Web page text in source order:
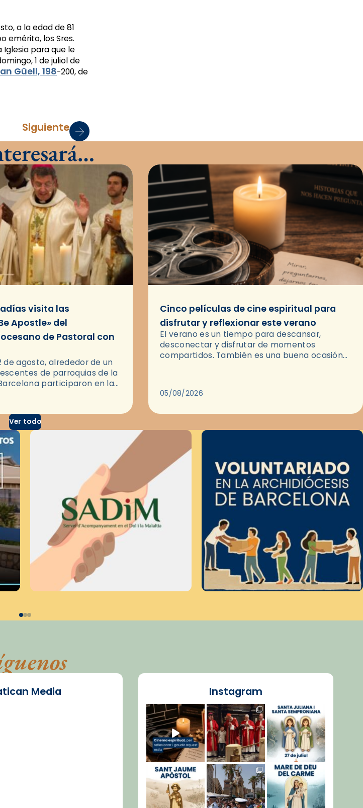
a la edad de 81
emérito, los Sres.
Iglesia para que le
1 de juliol de
Güell, 198-200, de
Siguiente
visita las
Apostle» del
de Pastoral con
de agosto, alrededor de un
de parroquias de la
participaron en las
organizadas por el
Cinco películas de cine espiritual para
disfrutar y reflexionar este verano
El verano es un tiempo para descansar,
desconectar y disfrutar de momentos
compartidos. También es una buena ocasión
05/08/2026
Ver todo
Media Instagram